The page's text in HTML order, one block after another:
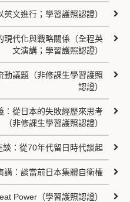
文進行；學習護照認證）
現代化與戰略關係（全程英
文演講；學習護照認證）
動議題（非修課生學習護照
認證）
：從日本的失敗經歷來思考
（非修課生學習護照認證）
談：從70年代留日時代談起
講：談當前日本集體自衛權
Power（學習護照認證）